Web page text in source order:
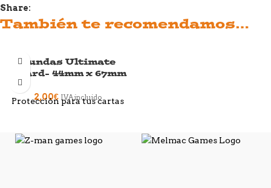
Share:
También te recomendamos…
SOLD OUT
Fundas Ultimate
Guard- 44mm x 67mm
2,00€ IVA incluido
Protección para tus cartas